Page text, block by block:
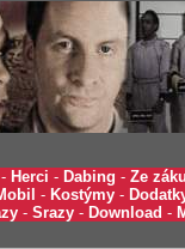
Herci - Dabing - Ze
- Kostýmy -
- Srazy - Download -